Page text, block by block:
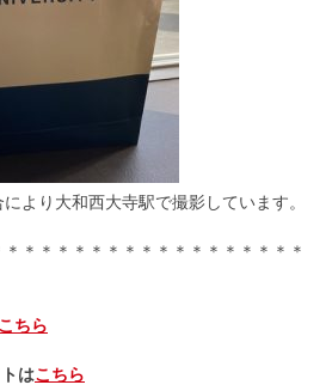
より大和西大寺駅で撮影しています。
＊＊＊＊＊＊＊＊＊＊＊＊＊＊＊＊＊
こちら
はこちら